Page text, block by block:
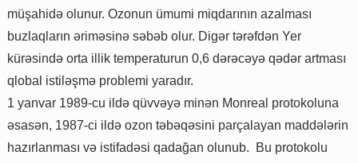
müşahidə olunur. Ozonun ümumi miqdarının azalması
buzlaqların əriməsinə səbəb olur. Digər tərəfdən Yer
kürəsində orta illik temperaturun 0,6 dərəcəyə qədər artması
qlobal istiləşmə problemi yaradır.
1 yanvar 1989-cu ildə qüvvəyə minən Monreal protokoluna
əsasən, 1987-ci ildə ozon təbəqəsini parçalayan maddələrin
hazırlanması və istifadəsi qadağan olunub. Bu protokolu